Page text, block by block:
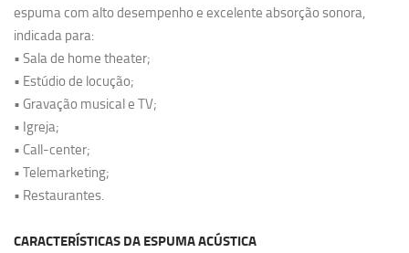
espuma com alto desempenho e excelente absorção sonora,
indicada para:
• Sala de home theater;
• Estúdio de locução;
• Gravação musical e TV;
• Igreja;
• Call-center;
• Telemarketing;
• Restaurantes.
CARACTERÍSTICAS DA ESPUMA ACÚSTICA